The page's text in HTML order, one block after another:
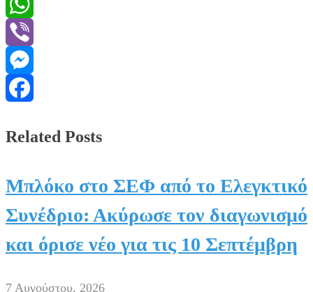
Message
WhatsApp
Viber
Messenger
Related Posts
Μπλόκο στο ΣΕΦ από το Ελεγκτικό
Συνέδριο: Ακύρωσε τον διαγωνισμό
και όρισε νέο για τις 10 Σεπτέμβρη
7 Αυγούστου, 2026